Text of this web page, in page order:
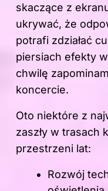
skaczące z
ukrywać, że
potrafi zdziałać
piersiach efekty
chwilę
koncercie.
Oto niektóre z
zaszły w trasach
przestrzeni lat:
Rozwój